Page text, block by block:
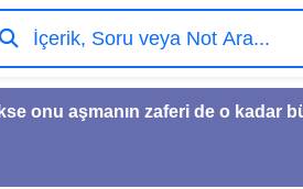
onu aşmanın zaferi de o kadar
İçerik, Soru veya Not Ara...